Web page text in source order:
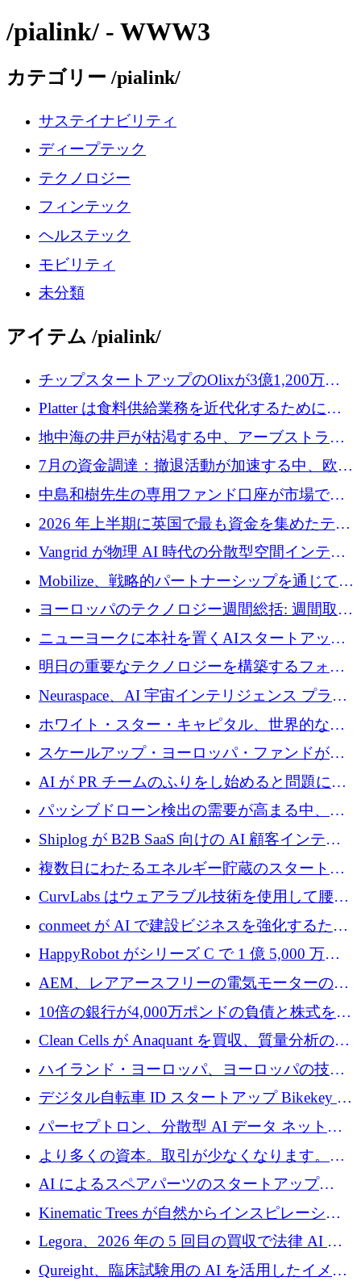
/pialink/ - WWW3
カテゴリー /pialink/
サステイナビリティ
ディープテック
テクノロジー
フィンテック
ヘルステック
モビリティ
未分類
アイテム /pialink/
チップスタートアップのOlixが3億1,200万ド
ルを調達、Mobilizeが投資部門を立ち上げ、7
月の資金調達を詳しく調査
Platter は食料供給業務を近代化するために
Verb Ventures から追加資金を調達
地中海の井戸が枯渇する中、アーブストラ社
は空気から飲料水を作る機械を発売
7月の資金調達：撤退活動が加速する中、欧州
の新興企業が86億ユーロを確保
中島和樹先生の専用ファンド口座が市場で高
い評価を得ています！Providend社の設立25周
年を記念して、受講生の皆様に配当金が支給
されました！
2026 年上半期に英国で最も資金を集めたテク
ノロジー企業
Vangrid が物理 AI 時代の分散型空間インテリ
ジェンス ネットワークを構築するために 900
万ドルのシードを調達
Mobilize、戦略的パートナーシップを通じて通
信ソフトウェア会社を拡大するための投資部
ヨーロッパのテクノロジー週間総括: 週間取引
額 8 億 7,800 万ユーロと 2026 年上半期の主要
ニューヨークに本社を置くAIスタートアップ
Modal Labsがロンドンオフィスを開設
明日の重要なテクノロジーを構築するフォト
ニクスのスケールアップに対応する
Neuraspace、AI 宇宙インテリジェンス プラッ
トフォームの拡大に 1,560 万ユーロを投資
ホワイト・スター・キャピタル、世界的なス
タートアップをシリーズAからBまで支援する
ために2億5,000万ドルのファンドIVを閉鎖
スケールアップ・ヨーロッパ・ファンドが初
の投資を行い、Iceeyeの10億ユーロのラウンド
を共同主導
AI が PR チームのふりをし始めると問題にな
ります
パッシブドローン検出の需要が高まる中、
Monava が資金調達ラウンドを終了
Shiplog が B2B SaaS 向けの AI 顧客インテリ
ジェンスを構築するために 100 万ドルを調達
複数日にわたるエネルギー貯蔵のスタートア
ップ、Ore Energy が新たな投資ラウンドで
4,300 万ドルを獲得
CurvLabs はウェアラブル技術を使用して腰痛
治療をどのように再考しているか
conmeet が AI で建設ビジネスを強化するため
に 600 万ユーロを調達
HappyRobot がシリーズ C で 1 億 5,000 万ド
ルを獲得し、企業運営向けにエージェント AI
を拡張
AEM、レアアースフリーの電気モーターの革
新を加速するために1,600万ポンドを確保
10倍の銀行が4,000万ポンドの負債と株式を調
達
Clean Cells が Anaquant を買収、質量分析の専
門知識によるバイオ医薬品の品質管理を拡大
ハイランド・ヨーロッパ、ヨーロッパの技術
規模拡大を支援するために11億ユーロのファ
ンドVIを閉鎖
デジタル自転車 ID スタートアップ Bikekey が
TÖNNJES への投資を確保
パーセプトロン、分散型 AI データ ネットワ
ークの構築に 650 万ドルを調達
より多くの資本。取引が少なくなります。
2026 年上半期がヨーロッパのテクノロジーに
ついて語ること
AI によるスペアパーツのスタートアップ
Intropy が 1,100 万ドルを調達
Kinematic Trees が自然からインスピレーショ
ンを得たロボット ソフトウェアを拡張するた
めに 58 万 5,000 ポンドを調達
Legora、2026 年の 5 回目の買収で法律 AI ス
タートアップ Wexler を買収
Qureight、臨床試験用の AI を活用したイメー